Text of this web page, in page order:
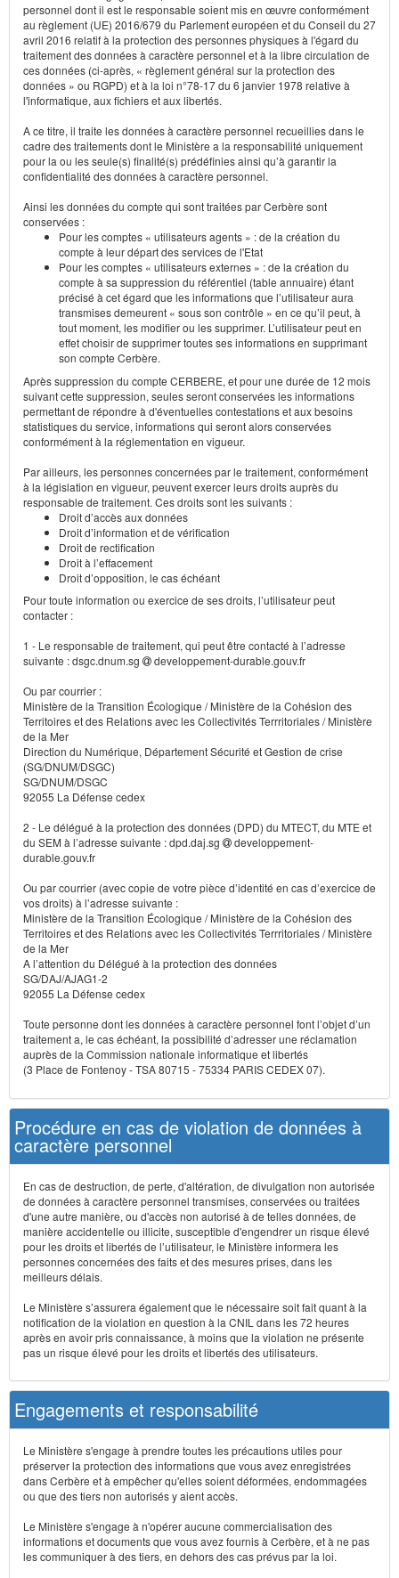
personnel dont il est le responsable soient mis en œuvre conformément
au règlement (UE) 2016/679 du Parlement européen et du Conseil du 27
avril 2016 relatif à la protection des personnes physiques à l'égard du
traitement des données à caractère personnel et à la libre circulation de
ces données (ci-après, « règlement général sur la protection des
données » ou RGPD) et à la loi n°78-17 du 6 janvier 1978 relative à
l'informatique, aux fichiers et aux libertés.
A ce titre, il traite les données à caractère personnel recueillies dans le
cadre des traitements dont le Ministère a la responsabilité uniquement
pour la ou les seule(s) finalité(s) prédéfinies ainsi qu’à garantir la
confidentialité des données à caractère personnel.
Ainsi les données du compte qui sont traitées par Cerbère sont
conservées :
Pour les comptes « utilisateurs agents » : de la création du
compte à leur départ des services de l'Etat
Pour les comptes « utilisateurs externes » : de la création du
compte à sa suppression du référentiel (table annuaire) étant
précisé à cet égard que les informations que l’utilisateur aura
transmises demeurent « sous son contrôle » en ce qu’il peut, à
tout moment, les modifier ou les supprimer. L’utilisateur peut en
effet choisir de supprimer toutes ses informations en supprimant
son compte Cerbère.
Après suppression du compte CERBERE, et pour une durée de 12 mois
suivant cette suppression, seules seront conservées les informations
permettant de répondre à d'éventuelles contestations et aux besoins
statistiques du service, informations qui seront alors conservées
conformément à la réglementation en vigueur.
Par ailleurs, les personnes concernées par le traitement, conformément
à la législation en vigueur, peuvent exercer leurs droits auprès du
responsable de traitement. Ces droits sont les suivants :
Droit d’accès aux données
Droit d’information et de vérification
Droit de rectification
Droit à l’effacement
Droit d’opposition, le cas échéant
Pour toute information ou exercice de ses droits, l’utilisateur peut
contacter :
1 - Le responsable de traitement, qui peut être contacté à l’adresse
suivante : dsgc.dnum.sg
developpement-durable.gouv.fr
Ou par courrier :
Ministère de la Transition Écologique / Ministère de la Cohésion des
Territoires et des Relations avec les Collectivités Terrritoriales / Ministère
de la Mer
Direction du Numérique, Département Sécurité et Gestion de crise
(SG/DNUM/DSGC)
SG/DNUM/DSGC
92055 La Défense cedex
2 - Le délégué à la protection des données (DPD) du MTECT, du MTE et
du SEM à l’adresse suivante : dpd.daj.sg
developpement-
durable.gouv.fr
Ou par courrier (avec copie de votre pièce d’identité en cas d’exercice de
vos droits) à l’adresse suivante :
Ministère de la Transition Écologique / Ministère de la Cohésion des
Territoires et des Relations avec les Collectivités Terrritoriales / Ministère
de la Mer
A l’attention du Délégué à la protection des données
SG/DAJ/AJAG1-2
92055 La Défense cedex
Toute personne dont les données à caractère personnel font l’objet d’un
traitement a, le cas échéant, la possibilité d’adresser une réclamation
auprès de la Commission nationale informatique et libertés
(3 Place de Fontenoy - TSA 80715 - 75334 PARIS CEDEX 07).
Procédure en cas de violation de données à
caractère personnel
En cas de destruction, de perte, d'altération, de divulgation non autorisée
de données à caractère personnel transmises, conservées ou traitées
d'une autre manière, ou d'accès non autorisé à de telles données, de
manière accidentelle ou illicite, susceptible d'engendrer un risque élevé
pour les droits et libertés de l’utilisateur, le Ministère informera les
personnes concernées des faits et des mesures prises, dans les
meilleurs délais.
Le Ministère s’assurera également que le nécessaire soit fait quant à la
notification de la violation en question à la CNIL dans les 72 heures
après en avoir pris connaissance, à moins que la violation ne présente
pas un risque élevé pour les droits et libertés des utilisateurs.
Engagements et responsabilité
Le Ministère s'engage à prendre toutes les précautions utiles pour
préserver la protection des informations que vous avez enregistrées
dans Cerbère et à empêcher qu'elles soient déformées, endommagées
ou que des tiers non autorisés y aient accès.
Le Ministère s'engage à n'opérer aucune commercialisation des
informations et documents que vous avez fournis à Cerbère, et à ne pas
les communiquer à des tiers, en dehors des cas prévus par la loi.